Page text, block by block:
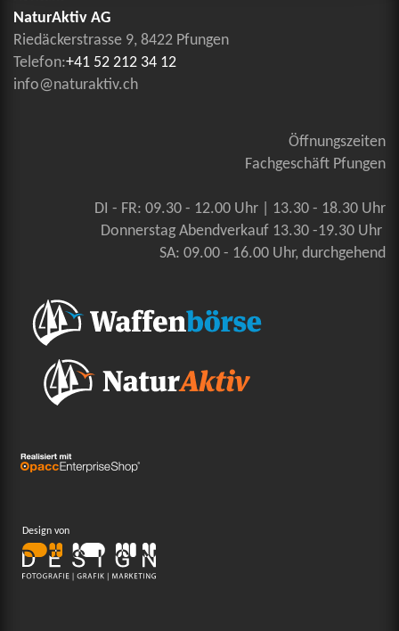
NaturAktiv AG
Riedäckerstrasse 9, 8422 Pfungen
Telefon:+41 52 212 34 12
info@naturaktiv.ch
Öffnungszeiten
Fachgeschäft Pfungen
DI - FR: 09.30 - 12.00 Uhr | 13.30 - 18.30 Uhr
Donnerstag Abendverkauf 13.30 -19.30 Uhr
SA: 09.00 - 16.00 Uhr, durchgehend
Design von